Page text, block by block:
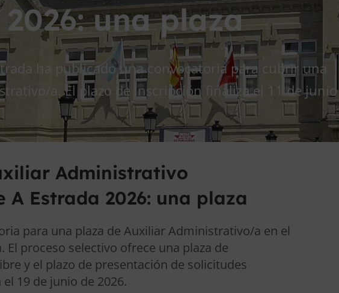
una plaza
ha publicado una convocatoria para cubrir una
a. El plazo de inscripción finaliza el 11 de junio
Administrativo
Estrada 2026: una plaza
para una plaza de Auxiliar Administrativo/a en el
El proceso selectivo ofrece una plaza de
y el plazo de presentación de solicitudes
19 de junio de 2026.